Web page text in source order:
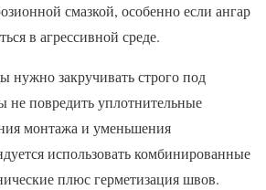
смазкой, особенно если ангар
в агрессивной среде.
нужно закручивать строго под
не повредить уплотнительные
монтажа и уменьшения
использовать комбинированные
плюс герметизация швов.